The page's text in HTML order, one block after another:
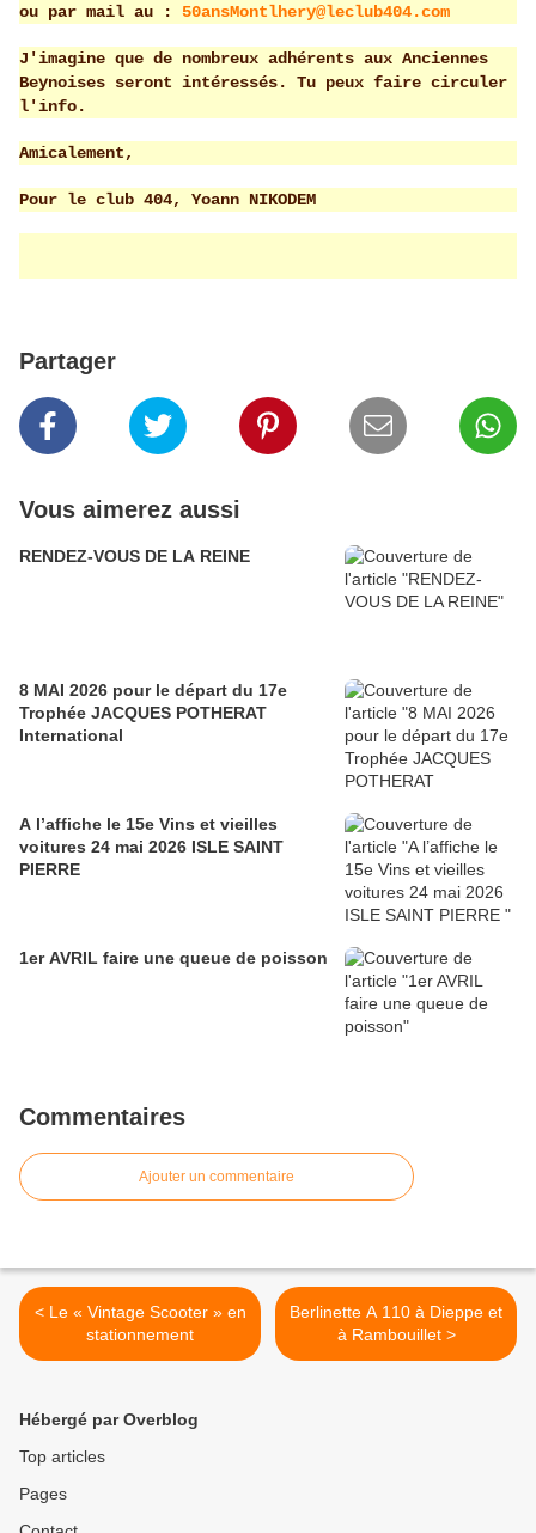
ou par mail au : 50ansMontlhery@leclub404.com
J'imagine que de nombreux adhérents aux Anciennes
Beynoises seront intéressés. Tu peux faire circuler
l'info.
Amicalement,
Pour le club 404, Yoann NIKODEM
Partager
Vous aimerez aussi
RENDEZ-VOUS DE LA REINE
8 MAI 2026 pour le départ du 17e
Trophée JACQUES POTHERAT
International
A l’affiche le 15e Vins et vieilles
voitures 24 mai 2026 ISLE SAINT
PIERRE
1er AVRIL faire une queue de poisson
Commentaires
Ajouter un commentaire
< Le « Vintage Scooter » en
stationnement
Berlinette A 110 à Dieppe et
à Rambouillet >
Hébergé par Overblog
Top articles
Pages